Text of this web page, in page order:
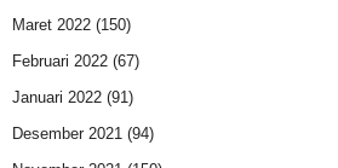
Maret 2022 (150)
Februari 2022 (67)
Januari 2022 (91)
Desember 2021 (94)